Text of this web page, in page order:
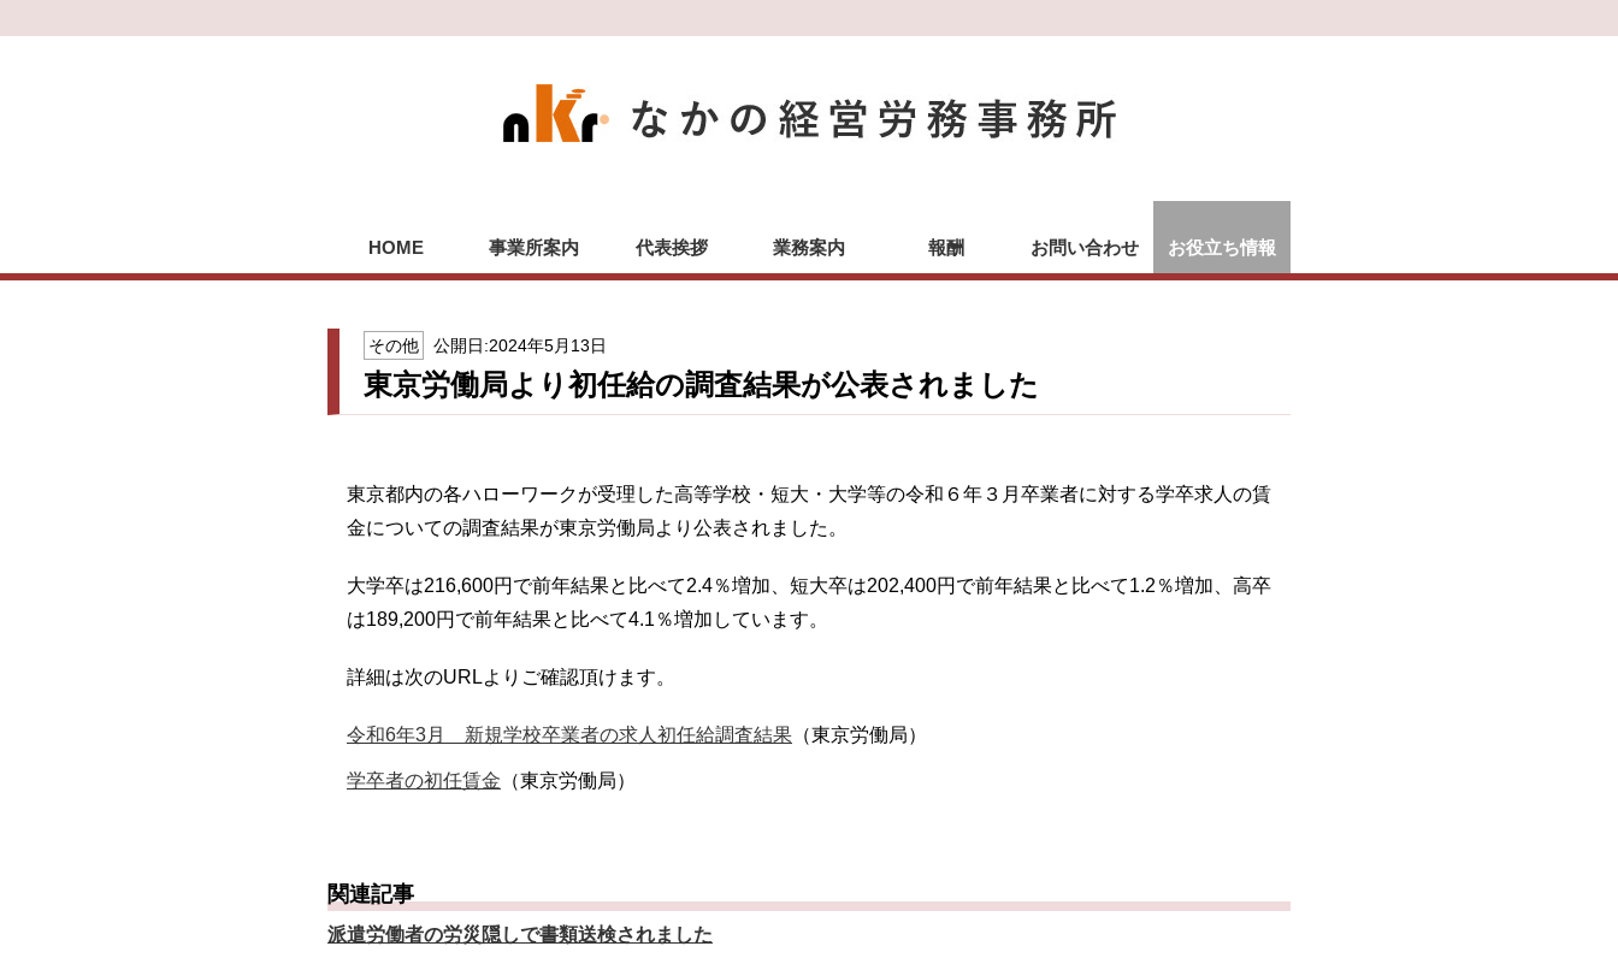
HOME 事業所案内 代表挨拶 業務案内 報酬 お問い合わせ お役立ち情報
その他 公開日:2024年5月13日
東京労働局より初任給の調査結果が公表されました
東京都内の各ハローワークが受理した高等学校・短大・大学等の令和６年３月卒業者に対する学卒求人の賃
金についての調査結果が東京労働局より公表されました。
大学卒は216,600円で前年結果と比べて2.4％増加、短大卒は202,400円で前年結果と比べて1.2％増加、高卒
は189,200円で前年結果と比べて4.1％増加しています。
詳細は次のURLよりご確認頂けます。
令和6年3月 新規学校卒業者の求人初任給調査結果 （東京労働局）
学卒者の初任賃金 （東京労働局）
関連記事
派遣労働者の労災隠しで書類送検されました